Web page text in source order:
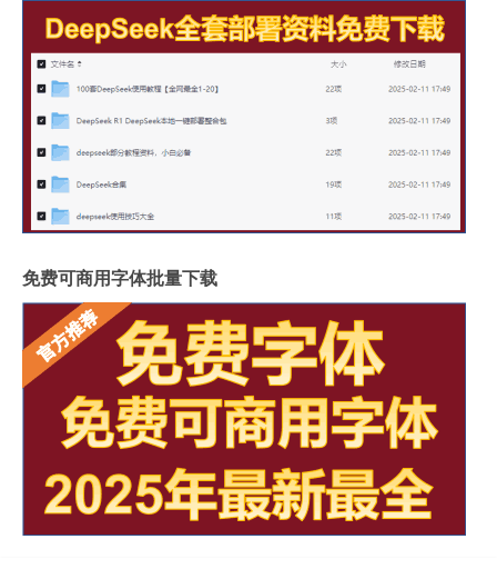
免费可商用字体批量下载